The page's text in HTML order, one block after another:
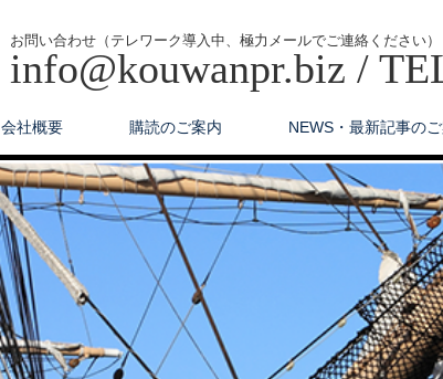
お問い合わせ（テレワーク導入中、極力メールでご連絡ください）
info@kouwanpr.biz /
会社概要 購読のご案内 NEWS・最新記事の